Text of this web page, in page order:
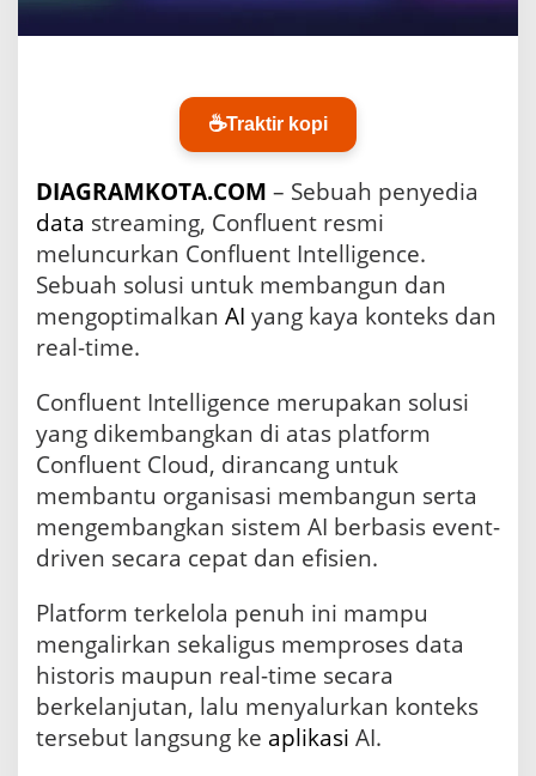
m
e
c
a
e
r
k
e
l
j
t
a
n
,
C
o
u
e
t
I
☕
DIAGRAMKOTA.COM
data streaming, Confluent resmi
meluncurkan Confluent Intelligence.
Sebuah solusi untuk membangun dan
mengoptimalkan AI yang kaya konteks dan
real-time.
Confluent Intelligence merupakan solusi
yang dikembangkan di atas platform
Confluent Cloud, dirancang untuk
membantu organisasi membangun serta
mengembangkan sistem AI berbasis event-
driven secara cepat dan efisien.
Platform terkelola penuh ini mampu
mengalirkan sekaligus memproses data
historis maupun real-time secara
berkelanjutan, lalu menyalurkan konteks
tersebut langsung ke aplikasi AI.